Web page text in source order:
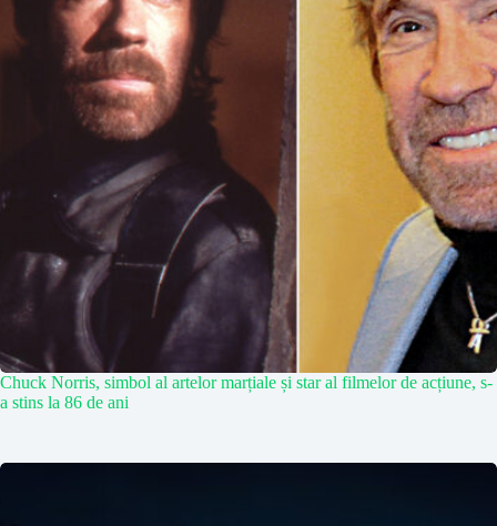
Chuck Norris, simbol al artelor marțiale și star al filmelor de acțiune, s-
a stins la 86 de ani